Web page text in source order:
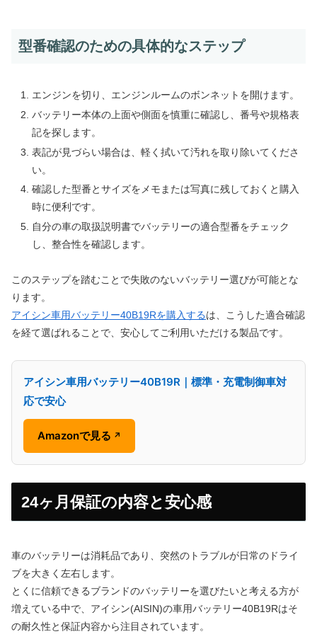
型番確認のための具体的なステップ
エンジンを切り、エンジンルームのボンネットを開けます。
バッテリー本体の上面や側面を慎重に確認し、番号や規格表
記を探します。
表記が見づらい場合は、軽く拭いて汚れを取り除いてくださ
い。
確認した型番とサイズをメモまたは写真に残しておくと購入
時に便利です。
自分の車の取扱説明書でバッテリーの適合型番をチェック
し、整合性を確認します。
このステップを踏むことで失敗のないバッテリー選びが可能とな
ります。
アイシン車用バッテリー40B19Rを購入するは、こうした適合確認
を経て選ばれることで、安心してご利用いただける製品です。
アイシン車用バッテリー40B19R｜標準・充電制御車対
応で安心
Amazonで見る ↗
24ヶ月保証の内容と安心感
車のバッテリーは消耗品であり、突然のトラブルが日常のドライ
ブを大きく左右します。
とくに信頼できるブランドのバッテリーを選びたいと考える方が
増えている中で、アイシン(AISIN)の車用バッテリー40B19Rはそ
の耐久性と保証内容から注目されています。